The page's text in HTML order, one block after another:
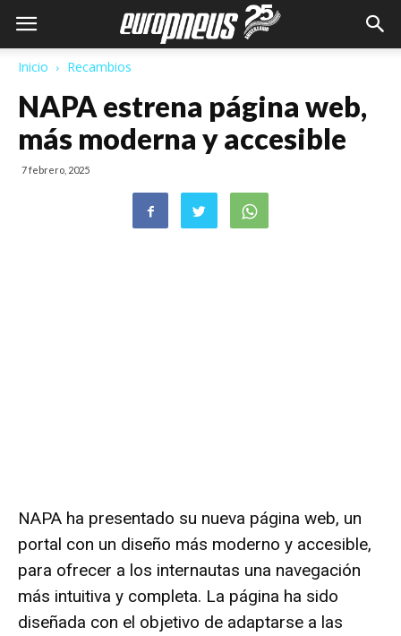
Inicio Recambios
NAPA estrena página web,
más moderna y accesible
7 febrero, 2025
NAPA ha presentado su nueva página web, un
portal con un diseño más moderno y accesible,
para ofrecer a los internautas una navegación
más intuitiva y completa. La página ha sido
diseñada con el objetivo de adaptarse a las